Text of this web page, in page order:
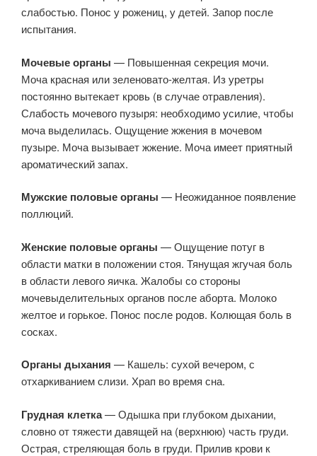
слабостью. Понос у рожениц, у детей. Запор после
испытания.
Мочевые органы — Повышенная секреция мочи.
Моча красная или зеленовато-желтая. Из уретры
постоянно вытекает кровь (в случае отравления).
Слабость мочевого пузыря: необходимо усилие, чтобы
моча выделилась. Ощущение жжения в мочевом
пузыре. Моча вызывает жжение. Моча имеет приятный
ароматический запах.
Мужские половые органы — Неожиданное появление
поллюций.
Женские половые органы — Ощущение потуг в
области матки в положении стоя. Тянущая жгучая боль
в области левого яичка. Жалобы со стороны
мочевыделительных органов после аборта. Молоко
желтое и горькое. Понос после родов. Колющая боль в
сосках.
Органы дыхания — Кашель: сухой вечером, с
отхаркиванием слизи. Храп во время сна.
Грудная клетка— Одышка при глубоком дыхании,
словно от тяжести давящей на (верхнюю) часть груди.
Острая, стреляющая боль в груди. Прилив крови к